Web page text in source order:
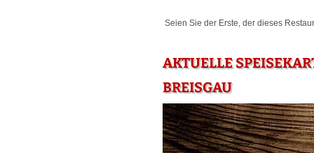
Seien Sie der Erste, der dieses
AKTUELLE
BREISGAU